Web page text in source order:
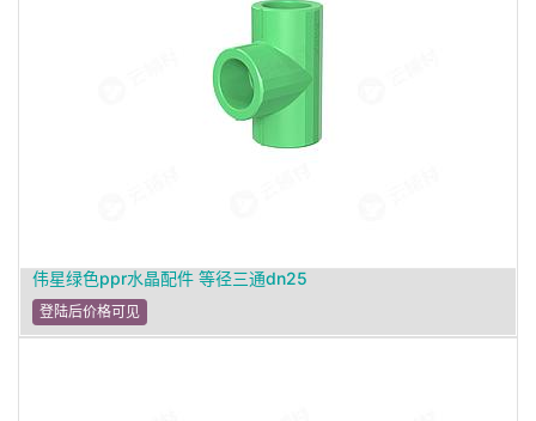
伟星绿色ppr水晶配件 等径三通dn25
登陆后价格可见